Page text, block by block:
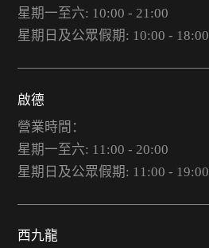
星期一至六: 10:00 - 21:00
星期日及公眾假期: 10:00 - 18:00
啟德
營業時間：
星期一至六: 11:00 - 20:00
星期日及公眾假期: 11:00 - 19:00
西九龍